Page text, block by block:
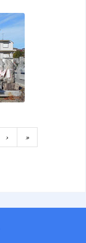
› »